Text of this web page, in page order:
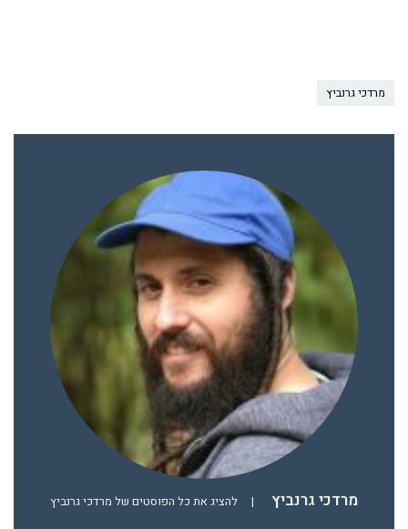
מרדכי גרנביץ
מרדכי גרנביץ | להציג את כל הפוסטים של מרדכי גרנביץ